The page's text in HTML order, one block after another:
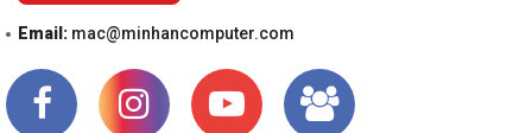
Email: mac@minhancomputer.com